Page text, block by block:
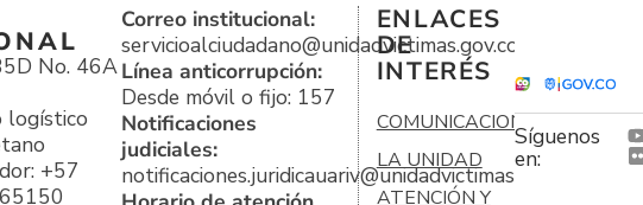
No. 46A
logístico
+57
Correo institucional:
servicioalciudadano@unidadvictimas.gov.co
Línea anticorrupción:
Desde móvil o fijo: 157
Notificaciones
judiciales:
notificaciones.juridicauariv@unidadvictimas.gov.co
ENLACES
DE
INTERÉS
COMUNICACIONES
LA UNIDAD
ATENCIÓN Y
Síguenos
en: